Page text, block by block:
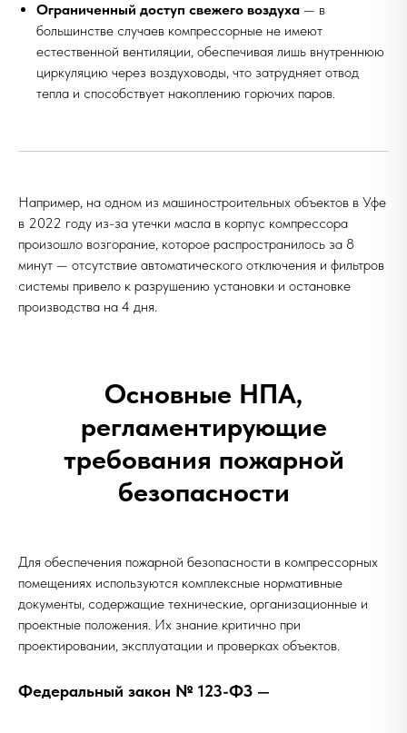
Ограниченный доступ свежего воздуха — в
большинстве случаев компрессорные не имеют
естественной вентиляции, обеспечивая лишь внутреннюю
циркуляцию через воздуховоды, что затрудняет отвод
тепла и способствует накоплению горючих паров.
Например, на одном из машиностроительных объектов в Уфе
в 2022 году из-за утечки масла в корпус компрессора
произошло возгорание, которое распространилось за 8
минут — отсутствие автоматического отключения и фильтров
системы привело к разрушению установки и остановке
производства на 4 дня.
Основные НПА,
регламентирующие
требования пожарной
безопасности
Для обеспечения пожарной безопасности в компрессорных
помещениях используются комплексные нормативные
документы, содержащие технические, организационные и
проектные положения. Их знание критично при
проектировании, эксплуатации и проверках объектов.
Федеральный закон № 123-ФЗ —